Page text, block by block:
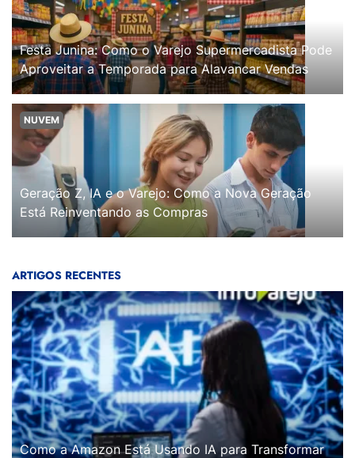
Festa Junina: Como o Varejo Supermercadista Pode
Aproveitar a Temporada para Alavancar Vendas
NUVEM
Geração Z, IA e o Varejo: Como a Nova Geração
Está Reinventando as Compras
ARTIGOS RECENTES
Como a Amazon Está Usando IA para Transformar